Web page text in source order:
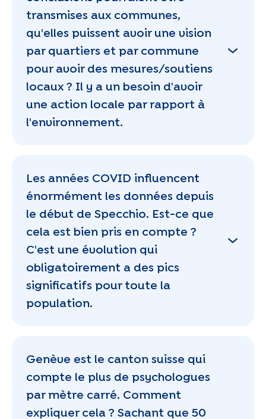
transmises aux communes,
qu'elles puissent avoir une vision
par quartiers et par commune
pour avoir des mesures/soutiens
locaux ? Il y a un besoin d'avoir
une action locale par rapport à
l'environnement.
Les années COVID influencent
énormément les données depuis
le début de Specchio. Est-ce que
cela est bien pris en compte ?
C'est une évolution qui
obligatoirement a des pics
significatifs pour toute la
population.
Genève est le canton suisse qui
compte le plus de psychologues
par mètre carré. Comment
expliquer cela ? Sachant que 50